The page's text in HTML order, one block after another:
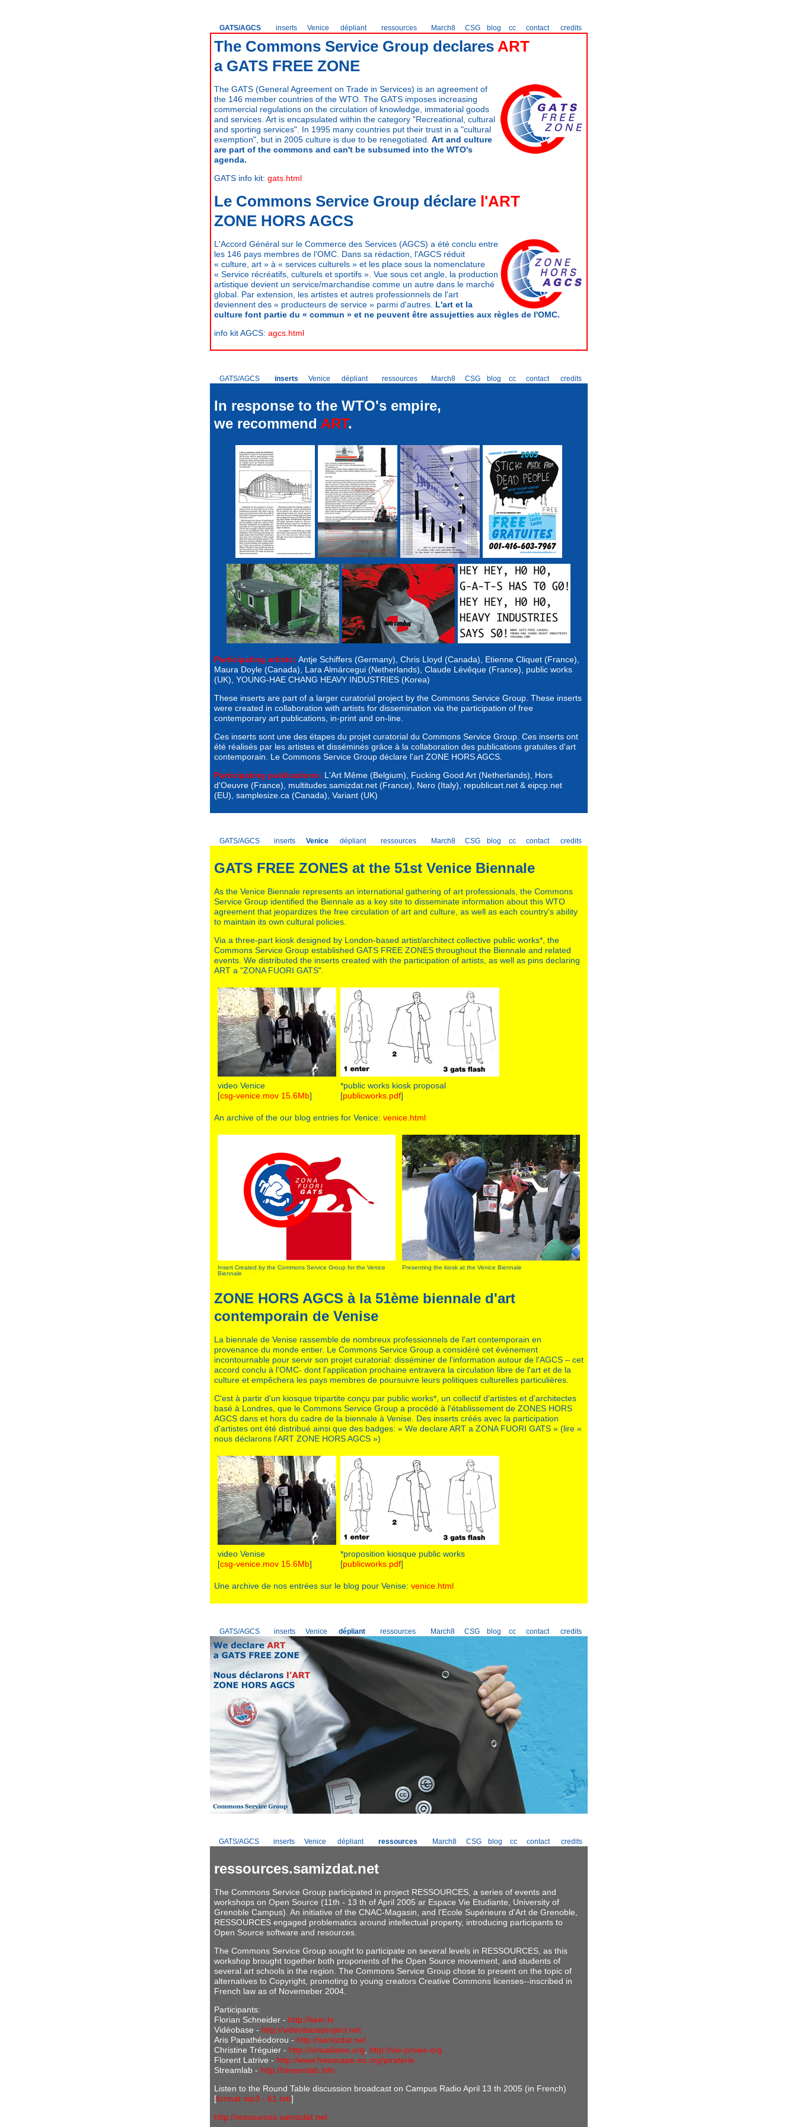
GATS/AGCS inserts Venice dépliant ressources March8 CSG blog cc contact credits
The Commons Service Group declares ART
a GATS FREE ZONE
The GATS (General Agreement on Trade in Services) is an agreement of
the 146 member countries of the WTO. The GATS imposes increasing
commercial regulations on the circulation of knowledge, immaterial goods
and services. Art is encapsulated within the category "Recreational, cultural
and sporting services". In 1995 many countries put their trust in a "cultural
exemption", but in 2005 culture is due to be renegotiated. Art and culture
are part of the commons and can't be subsumed into the WTO's
agenda.
GATS info kit: gats.html
Le Commons Service Group déclare l'ART
ZONE HORS AGCS
L'Accord Général sur le Commerce des Services (AGCS) a été conclu entre
les 146 pays membres de l'OMC. Dans sa rédaction, l'AGCS réduit
« culture, art » à « services culturels » et les place sous la nomenclature
« Service récréatifs, culturels et sportifs ». Vue sous cet angle, la production
artistique devient un service/marchandise comme un autre dans le marché
global. Par extension, les artistes et autres professionnels de l'art
deviennent des « producteurs de service » parmi d'autres. L'art et la
culture font partie du « commun » et ne peuvent être assujetties aux règles de l'OMC.
info kit AGCS: agcs.html
GATS/AGCS inserts Venice dépliant ressources March8 CSG blog cc contact credits
In response to the WTO's empire,
we recommend ART.
Participating artists: Antje Schiffers (Germany), Chris Lloyd (Canada), Etienne Cliquet (France),
Maura Doyle (Canada), Lara Almárcegui (Netherlands), Claude Lévêque (France), public works
(UK), YOUNG-HAE CHANG HEAVY INDUSTRIES (Korea)
These inserts are part of a larger curatorial project by the Commons Service Group. These inserts
were created in collaboration with artists for dissemination via the participation of free
contemporary art publications, in-print and on-line.
Ces inserts sont une des étapes du projet curatorial du Commons Service Group. Ces inserts ont
été réalisés par les artistes et disséminés grâce à la collaboration des publications gratuites d'art
contemporain. Le Commons Service Group déclare l'art ZONE HORS AGCS.
Participating publications: L'Art Même (Belgium), Fucking Good Art (Netherlands), Hors
d'Oeuvre (France), multitudes.samizdat.net (France), Nero (Italy), republicart.net & eipcp.net
(EU), samplesize.ca (Canada), Variant (UK)
GATS/AGCS inserts Venice dépliant ressources March8 CSG blog cc contact credits
GATS FREE ZONES at the 51st Venice Biennale
As the Venice Biennale represents an international gathering of art professionals, the Commons
Service Group identified the Biennale as a key site to disseminate information about this WTO
agreement that jeopardizes the free circulation of art and culture, as well as each country's ability
to maintain its own cultural policies.
Via a three-part kiosk designed by London-based artist/architect collective public works*, the
Commons Service Group established GATS FREE ZONES throughout the Biennale and related
events. We distributed the inserts created with the participation of artists, as well as pins declaring
ART a "ZONA FUORI GATS".
video Venice
[csg-venice.mov 15.6Mb]
*public works kiosk proposal
[publicworks.pdf]
An archive of the our blog entries for Venice: venice.html
Insert Created by the Commons Service Group for the Venice
Biennale
Presenting the kiosk at the Venice Biennale
ZONE HORS AGCS à la 51ème biennale d'art
contemporain de Venise
La biennale de Venise rassemble de nombreux professionnels de l'art contemporain en
provenance du monde entier. Le Commons Service Group a considéré cet évènement
incontournable pour servir son projet curatorial: disséminer de l'information autour de l'AGCS – cet
accord conclu à l'OMC- dont l'application prochaine entravera la circulation libre de l'art et de la
culture et empêchera les pays membres de poursuivre leurs politiques culturelles particulières.
C'est à partir d'un kiosque tripartite conçu par public works*, un collectif d'artistes et d'architectes
basé à Londres, que le Commons Service Group a procédé à l'établissement de ZONES HORS
AGCS dans et hors du cadre de la biennale à Venise. Des inserts créés avec la participation
d'artistes ont été distribué ainsi que des badges: « We declare ART a ZONA FUORI GATS » (lire «
nous déclarons l'ART ZONE HORS AGCS »)
video Venise
[csg-venice.mov 15.6Mb]
*proposition kiosque public works
[publicworks.pdf]
Une archive de nos entrées sur le blog pour Venise: venice.html
GATS/AGCS inserts Venice dépliant ressources March8 CSG blog cc contact credits
GATS/AGCS inserts Venice dépliant ressources March8 CSG blog cc contact credits
ressources.samizdat.net
The Commons Service Group participated in project RESSOURCES, a series of events and
workshops on Open Source (11th - 13 th of April 2005 ar Espace Vie Etudiante, University of
Grenoble Campus). An initiative of the CNAC-Magasin, and l'Ecole Supérieure d'Art de Grenoble,
RESSOURCES engaged problematics around intellectual property, introducing participants to
Open Source software and resources.
The Commons Service Group sought to participate on several levels in RESSOURCES, as this
workshop brought together both proponents of the Open Source movement, and students of
several art schools in the region. The Commons Service Group chose to present on the topic of
alternatives to Copyright, promoting to young creators Creative Commons licenses--inscribed in
French law as of Novemeber 2004.
Participants:
Florian Schneider - http://kein.tv
Vidéobase - http://videobaseproject.net
Aris Papathéodorou - http://samizdat.net
Christine Tréguier - http://virtualistes.org
http://vie-privee.org
Florent Latrive - http://www.freescape.eu.org/piraterie
Streamlab - http://streamlab.info
Listen to the Round Table discussion broadcast on Campus Radio April 13 th 2005 (in French)
[format mp3 - 61 mb]
http://ressources.samizdat.net